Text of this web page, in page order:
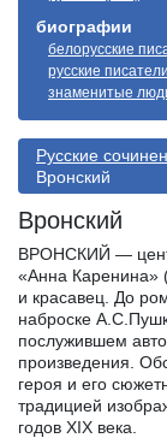
биографии
белорусские
русские
знаменитые
Русские
Вронский
Вронский
ВРОНСКИЙ —
«Анна Каренина»
и красавец. До
наброске
послужившем
произведения.
героя и его
традицией
годов XIX века.